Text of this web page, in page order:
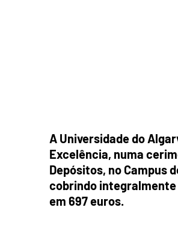
A Universidade do
Excelência, numa
Depósitos, no Campus
cobrindo integralmente
em 697 euros.